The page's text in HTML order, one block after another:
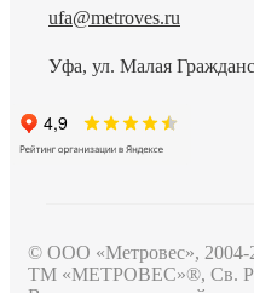
ufa@metroves.ru
Уфа, ул. Малая
© ООО «Метровес», 2004-
ТМ «МЕТРОВЕС»®, Св.